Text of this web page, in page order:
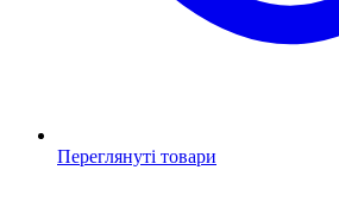
Переглянуті товари